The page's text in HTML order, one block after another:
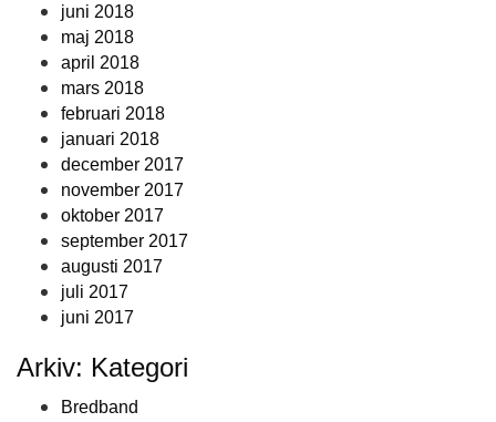
juni 2018
maj 2018
april 2018
mars 2018
februari 2018
januari 2018
december 2017
november 2017
oktober 2017
september 2017
augusti 2017
juli 2017
juni 2017
Arkiv: Kategori
Bredband